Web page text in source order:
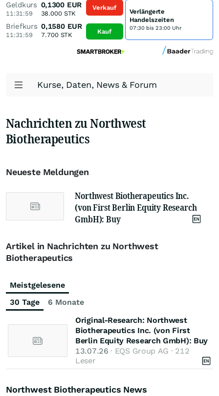
Geldkurs
11:31:59
0,1300 EUR
38.000STK
Briefkurs
11:31:59
0,1580 EUR
7.700STK
Verkauf
Kauf
Verlängerte
Handelszeiten
07:30 bis 23:00 Uhr
Kurse, Daten, News & Forum
Nachrichten zu Northwest
Biotherapeutics
Neueste Meldungen
Northwest Biotherapeutics Inc.
(von First Berlin Equity Research
GmbH): Buy
Artikel in Nachrichten zu Northwest
Biotherapeutics
Meistgelesene
30 Tage
6 Monate
Original-Research: Northwest
Biotherapeutics Inc. (von First
Berlin Equity Research GmbH): Buy
13.07.26 · EQS Group AG · 212
Leser
Northwest Biotherapeutics News